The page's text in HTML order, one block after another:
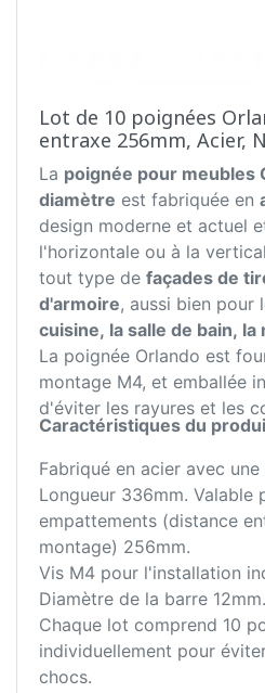
Lot de 10 poignées
entraxe 256mm, Acier,
La poignée pour meubles
diamètre est fabriquée en
design moderne et actuel
l'horizontale ou à la
tout type de façades de
d'armoire, aussi bien pour
cuisine, la salle de bain,
La poignée Orlando est
montage M4, et emballée
d'éviter les rayures et les
Caractéristiques du
Fabriqué en acier avec
Longueur 336mm. Valable
empattements (distance
montage) 256mm.
Vis M4 pour l'installation
Diamètre de la barre 12mm.
Chaque lot comprend 10
individuellement pour
chocs.